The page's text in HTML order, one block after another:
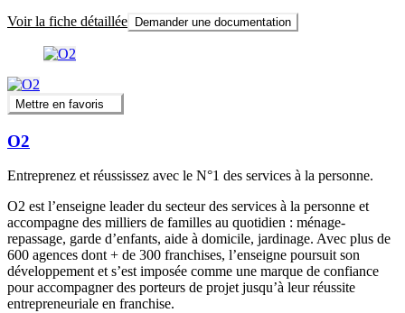
Voir la fiche détaillée Demander une documentation
Mettre en favoris
O2
Entreprenez et réussissez avec le N°1 des services à la personne.
O2 est l’enseigne leader du secteur des services à la personne et
accompagne des milliers de familles au quotidien : ménage-
repassage, garde d’enfants, aide à domicile, jardinage. Avec plus de
600 agences dont + de 300 franchises, l’enseigne poursuit son
développement et s’est imposée comme une marque de confiance
pour accompagner des porteurs de projet jusqu’à leur réussite
entrepreneuriale en franchise.